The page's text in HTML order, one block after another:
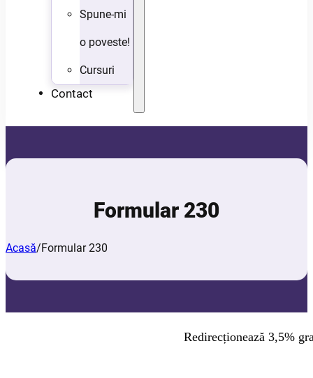
Spune-mi
o poveste!
Cursuri
Contact
Formular 230
Acasă/Formular 230